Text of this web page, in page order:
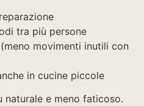
tra più persone
movimenti inutili con
in cucine piccole
e meno faticoso.